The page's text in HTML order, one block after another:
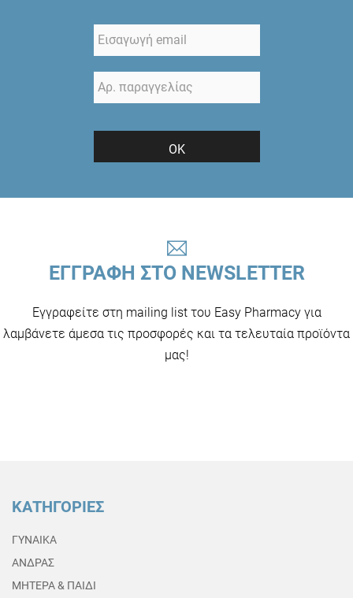
ΟΚ
ΕΓΓΡΑΦΗ ΣΤΟ NEWSLETTER
Εγγραφείτε στη mailing list του Easy Pharmacy για
λαμβάνετε άμεσα τις προσφορές και τα τελευταία προϊόντα
μας!
ΚΑΤΗΓΟΡΙΕΣ
ΓΥΝΑΙΚΑ
ΑΝΔΡΑΣ
ΜΗΤΕΡΑ & ΠΑΙΔΙ